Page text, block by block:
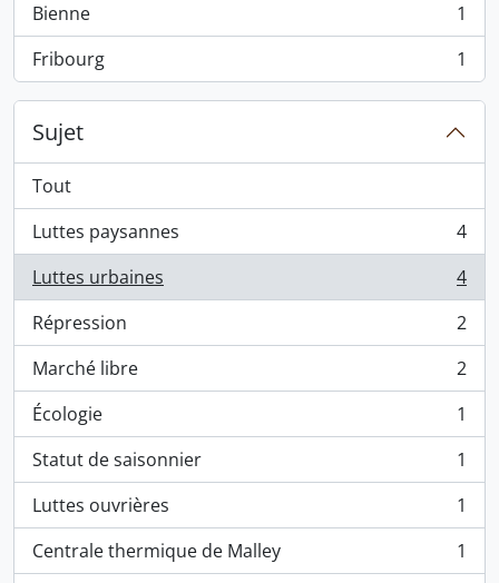
Bienne
, 1 résultats
1
Fribourg
, 1 résultats 1
Sujet
Tout
Luttes paysannes
, 4 résultats
4
Luttes urbaines
, 4 résultats
4
Répression
, 2 résultats
2
Marché libre
, 2 résultats
2
Écologie
, 1 résultats
1
Statut de saisonnier
, 1 résultats
1
Luttes ouvrières
, 1 résultats
1
Centrale thermique de Malley
, 1 résultats
1